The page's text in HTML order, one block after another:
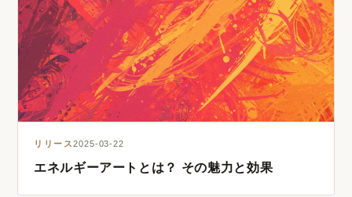
リリース2025-03-22
エネルギーアートとは？ その魅力と効果